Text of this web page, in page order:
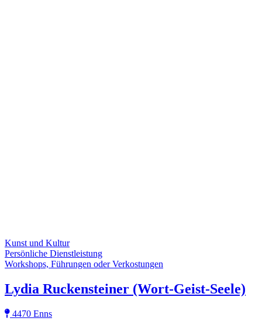
Kunst und Kultur
Persönliche Dienstleistung
Workshops, Führungen oder Verkostungen
Lydia Ruckensteiner (Wort-Geist-Seele)
4470 Enns